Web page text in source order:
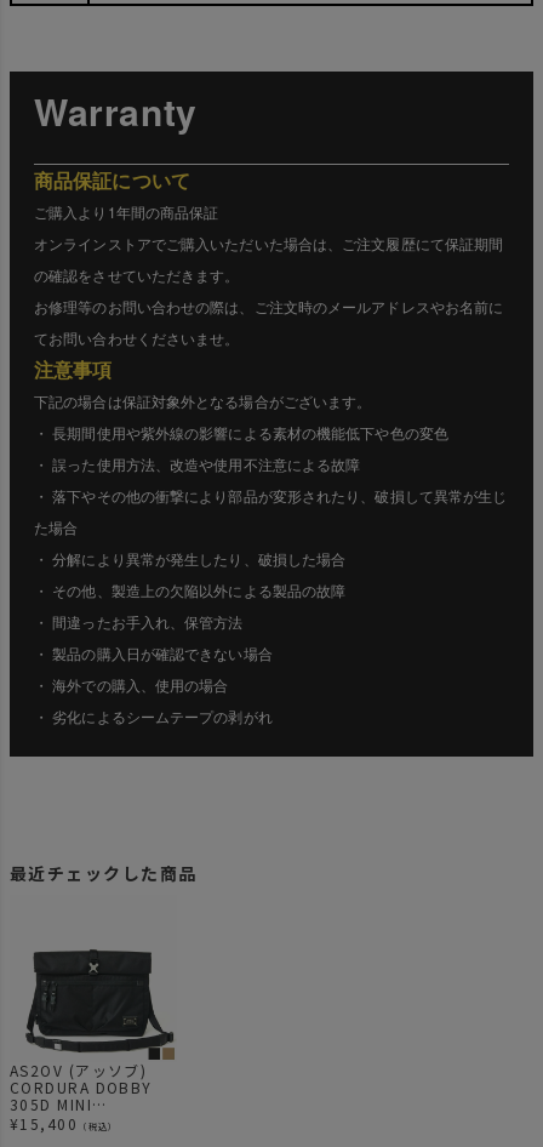
Warranty
商品保証について
ご購入より1年間の商品保証
オンラインストアでご購入いただいた場合は、ご注文履歴にて保証期間
の確認をさせていただきます。
お修理等のお問い合わせの際は、ご注文時のメールアドレスやお名前に
てお問い合わせくださいませ。
注意事項
下記の場合は保証対象外となる場合がございます。
・ 長期間使用や紫外線の影響による素材の機能低下や色の変色
・ 誤った使用方法、改造や使用不注意による故障
・ 落下やその他の衝撃により部品が変形されたり、破損して異常が生じ
た場合
・ 分解により異常が発生したり、破損した場合
・ その他、製造上の欠陥以外による製品の故障
・ 間違ったお手入れ、保管方法
・ 製品の購入日が確認できない場合
・ 海外での購入、使用の場合
・ 劣化によるシームテープの剥がれ
最近チェックした商品
AS2OV (アッソブ)
CORDURA DOBBY
305D MINI
SHOULDER
¥15,400 （税込）